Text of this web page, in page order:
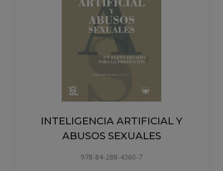
INTELIGENCIA ARTIFICIAL Y
ABUSOS SEXUALES
978-84-288-4360-7